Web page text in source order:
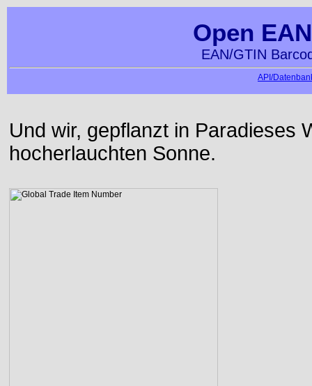
Open
EAN/GTIN
API/
Und wir, gepflanzt in Paradieses
hocherlauchten Sonne.